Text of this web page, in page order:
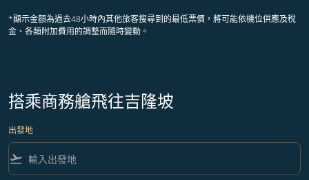
*顯示金額為過去48小時內其他旅客搜尋到的最低票價，將可能依機位供應及稅
金、各類附加費用的調整而隨時變動。
搭乘商務艙飛往吉隆坡
出發地
flight_takeoff